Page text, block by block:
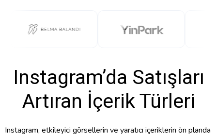
Instagram’da Satışları
Artıran İçerik Türleri
Instagram, etkileyici görsellerin ve yaratıcı içeriklerin ön planda